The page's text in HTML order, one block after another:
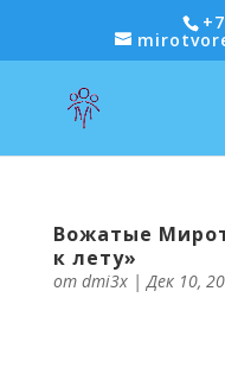
Вожатые
к лету»
от dmi3x|Дек 10,